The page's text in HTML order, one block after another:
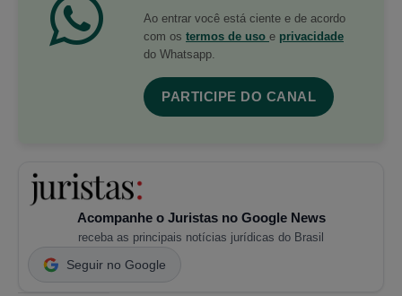
Ao entrar você está ciente e de acordo
com os termos de uso e privacidade
do Whatsapp.
PARTICIPE DO CANAL
Acompanhe o Juristas no Google News
receba as principais notícias jurídicas do Brasil
Seguir no Google